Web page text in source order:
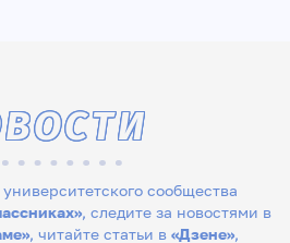
сообщества
, следите за новостями в
, читайте статьи в «Дзене»,